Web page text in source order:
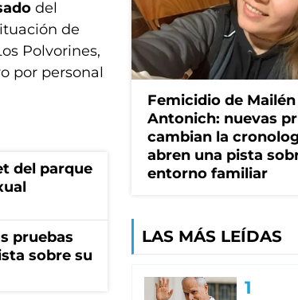
del
de
Polvorines,
por personal
del parque
pruebas
sobre su
Femicidio de Mailén
Antonich: nuevas
cambian la
abren una pista
entorno familiar
LAS MÁS LEÍDAS